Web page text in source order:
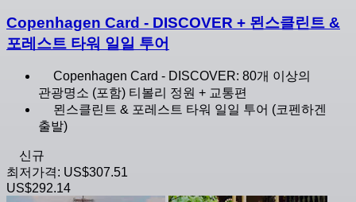
Copenhagen Card - DISCOVER + 묀스클린트 &
포레스트 타워 일일 투어
Copenhagen Card - DISCOVER: 80개 이상의
관광명소 (포함) 티볼리 정원 + 교통편
묀스클린트 & 포레스트 타워 일일 투어 (코펜하겐
출발)
신규
최저가격: US$307.51
US$292.14